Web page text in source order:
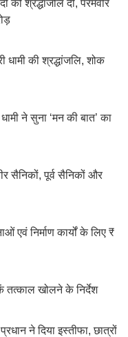
को श्रद्धांजलि दी, परमवीर
धामी की श्रद्धांजलि, शोक
ने सुना ‘मन की बात’ का
सैनिकों, पूर्व सैनिकों और
एवं निर्माण कार्यों के लिए ₹
तत्काल खोलने के निर्देश
ने दिया इस्तीफा, छात्रों